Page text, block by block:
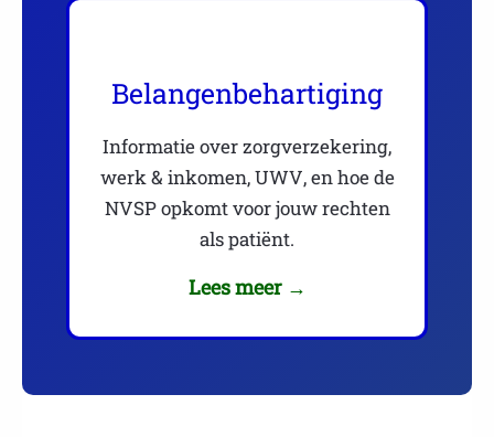
Belangenbehartiging
Informatie over zorgverzekering,
werk & inkomen, UWV, en hoe de
NVSP opkomt voor jouw rechten
als patiënt.
Lees meer →